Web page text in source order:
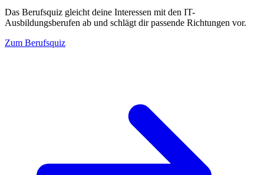
Das Berufsquiz gleicht deine Interessen mit den IT-
Ausbildungsberufen ab und schlägt dir passende Richtungen vor.
Zum Berufsquiz